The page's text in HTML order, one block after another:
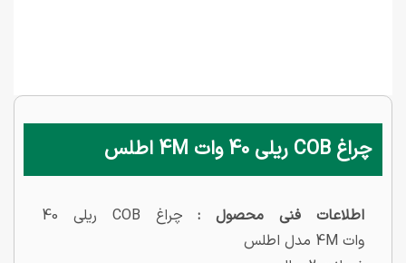
چراغ COB ریلی 40 وات 4M اطلس
اطلاعات فنی محصول :
چراغ COB ریلی 40
وات 4M مدل اطلس